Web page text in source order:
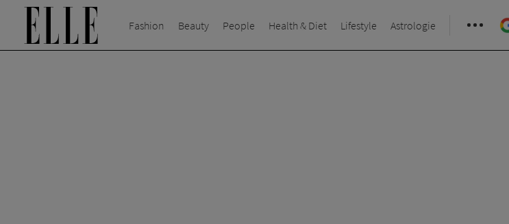
Fashion Beauty People Health & Diet Lifestyle Astrologie